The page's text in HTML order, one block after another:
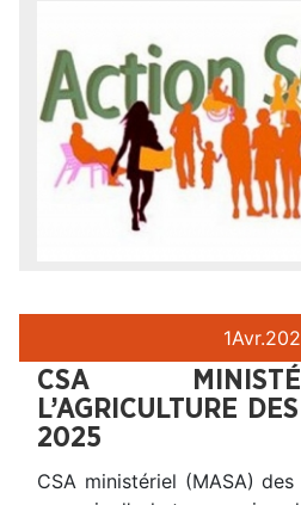
1Avr.
CSA
L’AGRICULTURE
2025
CSA ministériel (MASA)